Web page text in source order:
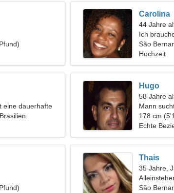
Carolina
44 Jahre
Ich
São
Hochzeit
eine dauerhafte
Hugo
58 Jahre
Mann
178 cm
Echte
Thais
35 Jahre,
São